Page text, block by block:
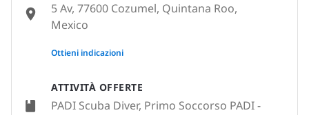
ATTIVITÀ OFFERTE
PADI Scuba Diver, Primo Soccorso PADI -
5 Av, 77600 Cozumel, Quintana Roo,
Mexico
None
Ottieni indicazioni